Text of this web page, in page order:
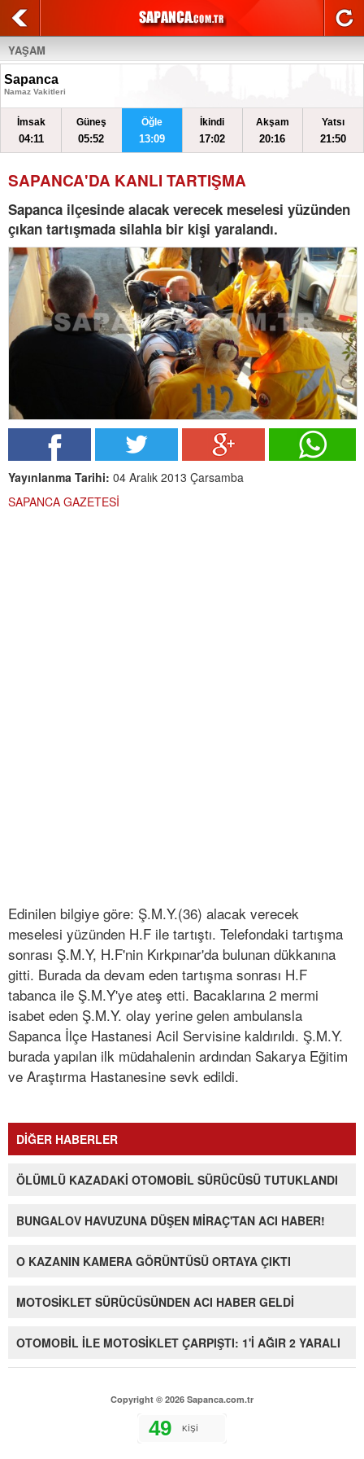
YAŞAM
Sapanca
Namaz Vakitleri
İmsak
04:11
Güneş
05:52
Öğle
13:09
İkindi
17:02
Akşam
20:16
Yatsı
21:50
SAPANCA'DA KANLI TARTIŞMA
Sapanca ilçesinde alacak verecek meselesi yüzünden
çıkan tartışmada silahla bir kişi yaralandı.
Yayınlanma Tarihi: 04 Aralık 2013 Çarsamba
SAPANCA GAZETESİ
Edinilen bilgiye göre: Ş.M.Y.(36) alacak verecek
meselesi yüzünden H.F ile tartıştı. Telefondaki tartışma
sonrası Ş.M.Y, H.F'nin Kırkpınar'da bulunan dükkanına
gitti. Burada da devam eden tartışma sonrası H.F
tabanca ile Ş.M.Y'ye ateş etti. Bacaklarına 2 mermi
isabet eden Ş.M.Y. olay yerine gelen ambulansla
Sapanca İlçe Hastanesi Acil Servisine kaldırıldı. Ş.M.Y.
burada yapılan ilk müdahalenin ardından Sakarya Eğitim
ve Araştırma Hastanesine sevk edildi.
DİĞER HABERLER
ÖLÜMLÜ KAZADAKİ OTOMOBİL SÜRÜCÜSÜ TUTUKLANDI
BUNGALOV HAVUZUNA DÜŞEN MİRAÇ'TAN ACI HABER!
O KAZANIN KAMERA GÖRÜNTÜSÜ ORTAYA ÇIKTI
MOTOSİKLET SÜRÜCÜSÜNDEN ACI HABER GELDİ
OTOMOBİL İLE MOTOSİKLET ÇARPIŞTI: 1'İ AĞIR 2 YARALI
Copyright © 2026 Sapanca.com.tr